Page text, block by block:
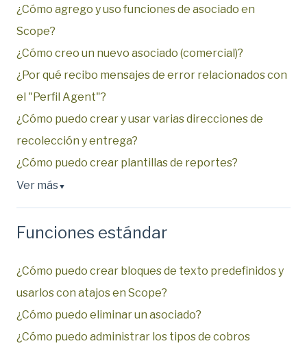
¿Cómo agrego y uso funciones de asociado en
Scope?
¿Cómo creo un nuevo asociado (comercial)?
¿Por qué recibo mensajes de error relacionados con
el "Perfil Agent"?
¿Cómo puedo crear y usar varias direcciones de
recolección y entrega?
¿Cómo puedo crear plantillas de reportes?
Ver más▼
Funciones estándar
¿Cómo puedo crear bloques de texto predefinidos y
usarlos con atajos en Scope?
¿Cómo puedo eliminar un asociado?
¿Cómo puedo administrar los tipos de cobros